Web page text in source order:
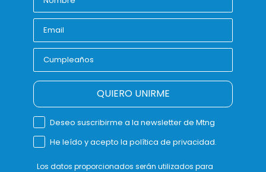
QUIERO UNIRME
Deseo suscribirme a la newsletter de Mtng
He leído y acepto la política de privacidad.
Los datos proporcionados serán utilizados para